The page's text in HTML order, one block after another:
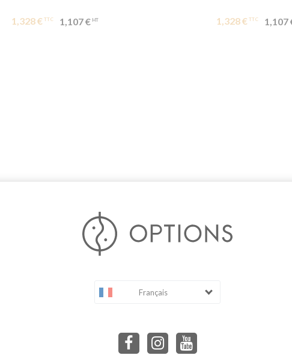
1,328 € 1,107 € 1,328 € 1,107
Français